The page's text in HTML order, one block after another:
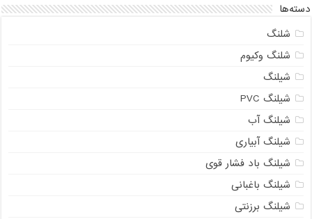
دسته‌ها
شلنگ
شلنگ وکیوم
شیلنگ
شیلنگ PVC
شیلنگ آب
شیلنگ آبیاری
شیلنگ باد فشار قوی
شیلنگ باغبانی
شیلنگ برزنتی